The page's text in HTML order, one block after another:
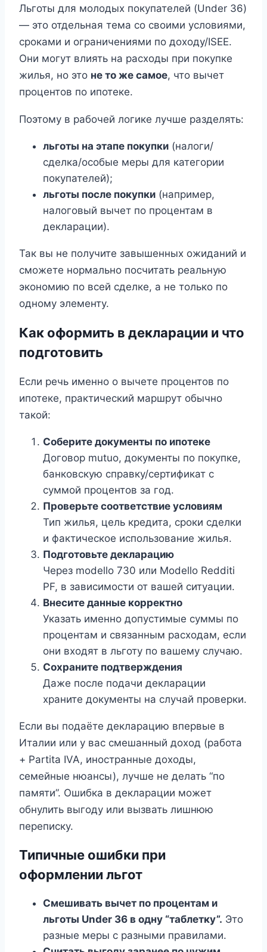
Льготы для молодых покупателей (Under 36)
— это отдельная тема со своими условиями,
сроками и ограничениями по доходу/ISEE.
Они могут влиять на расходы при покупке
жилья, но это не то же самое, что вычет
процентов по ипотеке.
Поэтому в рабочей логике лучше разделять:
льготы на этапе покупки (налоги/
сделка/особые меры для категории
покупателей);
льготы после покупки (например,
налоговый вычет по процентам в
декларации).
Так вы не получите завышенных ожиданий и
сможете нормально посчитать реальную
экономию по всей сделке, а не только по
одному элементу.
Как оформить в декларации и что
подготовить
Если речь именно о вычете процентов по
ипотеке, практический маршрут обычно
такой:
Соберите документы по ипотеке
Договор mutuo, документы по покупке,
банковскую справку/сертификат с
суммой процентов за год.
Проверьте соответствие условиям
Тип жилья, цель кредита, сроки сделки
и фактическое использование жилья.
Подготовьте декларацию
Через modello 730 или Modello Redditi
PF, в зависимости от вашей ситуации.
Внесите данные корректно
Указать именно допустимые суммы по
процентам и связанным расходам, если
они входят в льготу по вашему случаю.
Сохраните подтверждения
Даже после подачи декларации
храните документы на случай проверки.
Если вы подаёте декларацию впервые в
Италии или у вас смешанный доход (работа
+ Partita IVA, иностранные доходы,
семейные нюансы), лучше не делать “по
памяти”. Ошибка в декларации может
обнулить выгоду или вызвать лишнюю
переписку.
Типичные ошибки при
оформлении льгот
Смешивать вычет по процентам и
льготы Under 36 в одну “таблетку”. Это
разные меры с разными правилами.